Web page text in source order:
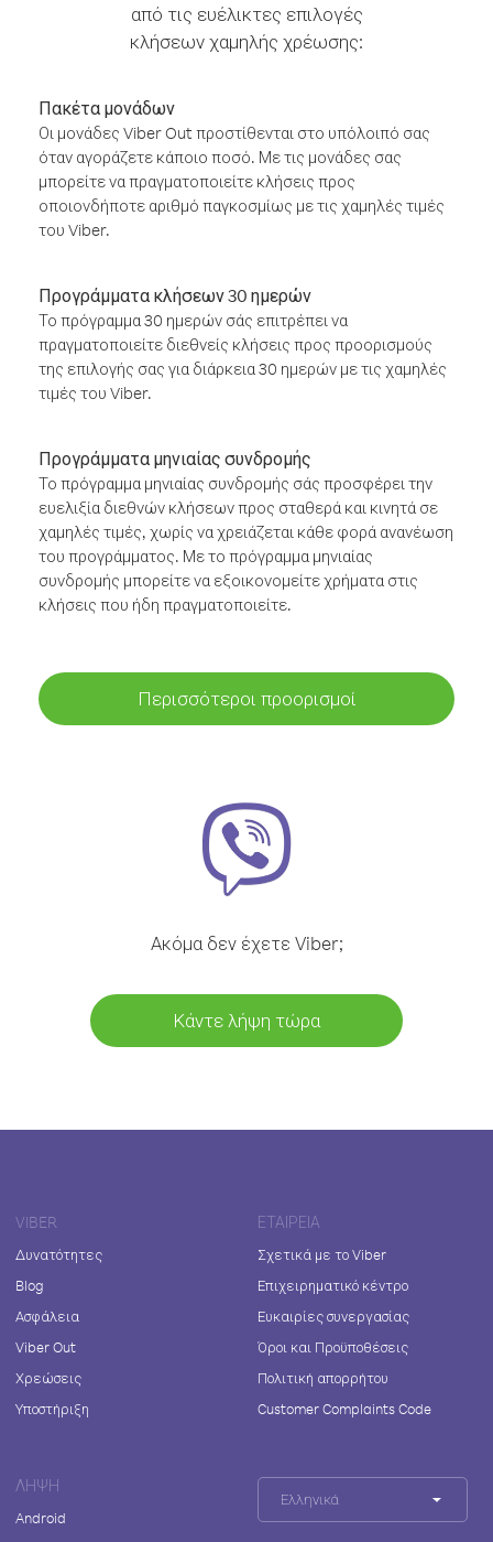
από τις ευέλικτες επιλογές
κλήσεων χαμηλής χρέωσης:
Πακέτα μονάδων
Οι μονάδες Viber Out προστίθενται στο υπόλοιπό σας
όταν αγοράζετε κάποιο ποσό. Με τις μονάδες σας
μπορείτε να πραγματοποιείτε κλήσεις προς
οποιονδήποτε αριθμό παγκοσμίως με τις χαμηλές τιμές
του Viber.
Προγράμματα κλήσεων 30 ημερών
Το πρόγραμμα 30 ημερών σάς επιτρέπει να
πραγματοποιείτε διεθνείς κλήσεις προς προορισμούς
της επιλογής σας για διάρκεια 30 ημερών με τις χαμηλές
τιμές του Viber.
Προγράμματα μηνιαίας συνδρομής
Το πρόγραμμα μηνιαίας συνδρομής σάς προσφέρει την
ευελιξία διεθνών κλήσεων προς σταθερά και κινητά σε
χαμηλές τιμές, χωρίς να χρειάζεται κάθε φορά ανανέωση
του προγράμματος. Με το πρόγραμμα μηνιαίας
συνδρομής μπορείτε να εξοικονομείτε χρήματα στις
κλήσεις που ήδη πραγματοποιείτε.
Περισσότεροι προορισμοί
Ακόμα δεν έχετε Viber;
Κάντε λήψη τώρα
VIBER
Δυνατότητες
Blog
Ασφάλεια
Viber Out
Χρεώσεις
Υποστήριξη
ΕΤΑΙΡΕΊΑ
Σχετικά με το Viber
Επιχειρηματικό κέντρο
Ευκαιρίες συνεργασίας
Όροι και Προϋποθέσεις
Πολιτική απορρήτου
Customer Complaints Code
ΛΉΨΗ
Android
Ελληνικά